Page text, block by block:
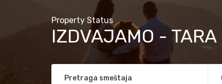
Property Status
IZDVAJAMO -
Pretraga smeštaja